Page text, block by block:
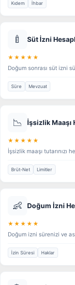
Kıdem İhbar
🍼 Süt İzni
★★★★★
Doğum sonrası süt izni
Süre Mevzuat
📉 İşsizlik Maaşı
★★★★★
İşsizlik maaşı tutarınızı
Brüt-Net Limitler
👶 Doğum İzni
★★★★★
Doğum izni sürenizi ve
İzin Süresi Haklar